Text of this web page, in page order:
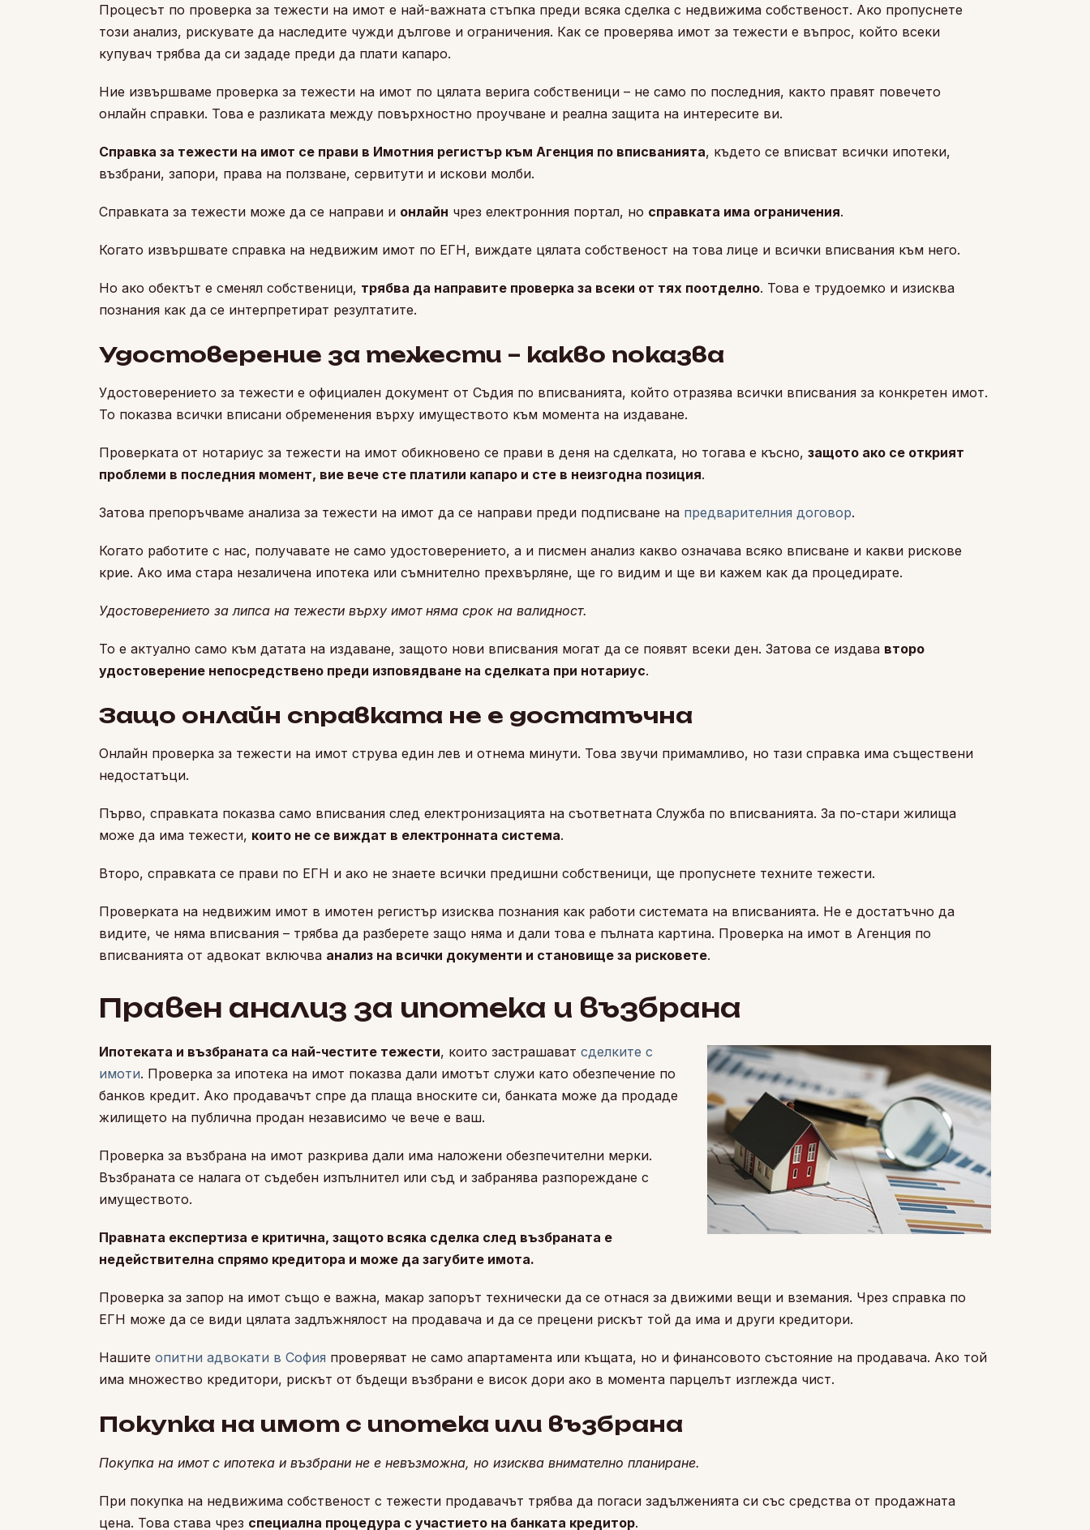
Процесът по проверка за тежести на имот е най-важната стъпка преди всяка сделка с недвижима собственост. Ако пропуснете
този анализ, рискувате да наследите чужди дългове и ограничения. Как се проверява имот за тежести е въпрос, който всеки
купувач трябва да си зададе преди да плати капаро.
Ние извършваме проверка за тежести на имот по цялата верига собственици – не само по последния, както правят повечето
онлайн справки. Това е разликата между повърхностно проучване и реална защита на интересите ви.
Справка за тежести на имот се прави в Имотния регистър към Агенция по вписванията, където се вписват всички ипотеки,
възбрани, запори, права на ползване, сервитути и искови молби.
Справката за тежести може да се направи и онлайн чрез електронния портал, но справката има ограничения.
Когато извършвате справка на недвижим имот по ЕГН, виждате цялата собственост на това лице и всички вписвания към него.
Но ако обектът е сменял собственици, трябва да направите проверка за всеки от тях поотделно. Това е трудоемко и изисква
познания как да се интерпретират резултатите.
Удостоверение за тежести – какво показва
Удостоверението за тежести е официален документ от Съдия по вписванията, който отразява всички вписвания за конкретен имот.
То показва всички вписани обременения върху имуществото към момента на издаване.
Проверката от нотариус за тежести на имот обикновено се прави в деня на сделката, но тогава е късно, защото ако се открият
проблеми в последния момент, вие вече сте платили капаро и сте в неизгодна позиция.
Затова препоръчваме анализа за тежести на имот да се направи преди подписване на предварителния договор.
Когато работите с нас, получавате не само удостоверението, а и писмен анализ какво означава всяко вписване и какви рискове
крие. Ако има стара незаличена ипотека или съмнително прехвърляне, ще го видим и ще ви кажем как да процедирате.
Удостоверението за липса на тежести върху имот няма срок на валидност.
То е актуално само към датата на издаване, защото нови вписвания могат да се появят всеки ден. Затова се издава второ
удостоверение непосредствено преди изповядване на сделката при нотариус.
Защо онлайн справката не е достатъчна
Онлайн проверка за тежести на имот струва един лев и отнема минути. Това звучи примамливо, но тази справка има съществени
недостатъци.
Първо, справката показва само вписвания след електронизацията на съответната Служба по вписванията. За по-стари жилища
може да има тежести, които не се виждат в електронната система.
Второ, справката се прави по ЕГН и ако не знаете всички предишни собственици, ще пропуснете техните тежести.
Проверката на недвижим имот в имотен регистър изисква познания как работи системата на вписванията. Не е достатъчно да
видите, че няма вписвания – трябва да разберете защо няма и дали това е пълната картина. Проверка на имот в Агенция по
вписванията от адвокат включва анализ на всички документи и становище за рисковете.
Правен анализ за ипотека и възбрана
Ипотеката и възбраната са най-честите тежести, които застрашават сделките с
имоти. Проверка за ипотека на имот показва дали имотът служи като обезпечение по
банков кредит. Ако продавачът спре да плаща вноските си, банката може да продаде
жилището на публична продан независимо че вече е ваш.
Проверка за възбрана на имот разкрива дали има наложени обезпечителни мерки.
Възбраната се налага от съдебен изпълнител или съд и забранява разпореждане с
имуществото.
Правната експертиза е критична, защото всяка сделка след възбраната е
недействителна спрямо кредитора и може да загубите имота.
Проверка за запор на имот също е важна, макар запорът технически да се отнася за движими вещи и вземания. Чрез справка по
ЕГН може да се види цялата задлъжнялост на продавача и да се прецени рискът той да има и други кредитори.
Нашите опитни адвокати в София проверяват не само апартамента или къщата, но и финансовото състояние на продавача. Ако той
има множество кредитори, рискът от бъдещи възбрани е висок дори ако в момента парцелът изглежда чист.
Покупка на имот с ипотека или възбрана
Покупка на имот с ипотека и възбрани не е невъзможна, но изисква внимателно планиране.
При покупка на недвижима собственост с тежести продавачът трябва да погаси задълженията си със средства от продажната
цена. Това става чрез специална процедура с участието на банката кредитор.